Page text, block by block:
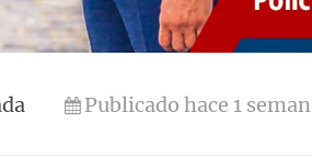
Publicado hace 1